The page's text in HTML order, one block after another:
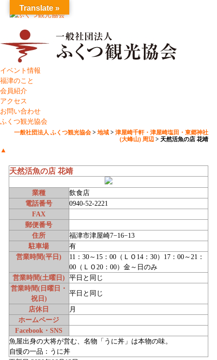
イベント情報
福津のこと
会員紹介
アクセス
お問い合わせ
ふくつ観光協会
一般社団法人 ふくつ観光協会 >地域 >津屋崎千軒・津屋崎塩田・東郷神社
(大峰山) 周辺 > 天然活魚の店 花靖
▲
天然活魚の店 花靖
業種
飲食店
電話番号
0940-52-2221
FAX
郵便番号
住所
福津市津屋崎7−16−13
駐車場
有
営業時間(平日)
11：30～15：00（ＬＯ14：30）17：00～21：
00（ＬＯ20：00）金～日のみ
営業時間(土曜日)
平日と同じ
営業時間(日曜日・
祝日)
平日と同じ
店休日
月
ホームページ
Facebook・SNS
魚屋出身の大将が営む、名物「うに丼」は本物の味。
自慢の一品：うに丼
Translate »